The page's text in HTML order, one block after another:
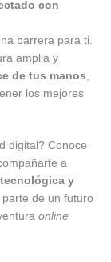
con
barrera para ti.
amplia y
de tus manos
los mejores
digital? Conoce
a
y
de un futuro
online